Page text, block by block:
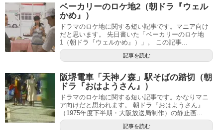
ベーカリーのロケ地2（朝ドラ『ウェル
かめ』）
ドラマのロケ地に関する短い記事です。マニア向け
だと思います。 先日書いた「ベーカリーのロケ地
1（朝ドラ『ウェルかめ』）」。 この記事...
記事を読む
阪堺電車「天神ノ森」駅そばの踏切（朝
ドラ『おはようさん』）
ドラマのロケ地に関する短い記事です。かなりマニ
ア向けだと思われます。 朝ドラ『おはようさん』
（1975年度下半期・大阪放送局制作）の静止画...
記事を読む